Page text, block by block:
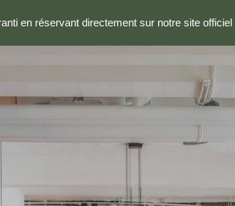
en réservant directement sur notre site officiel